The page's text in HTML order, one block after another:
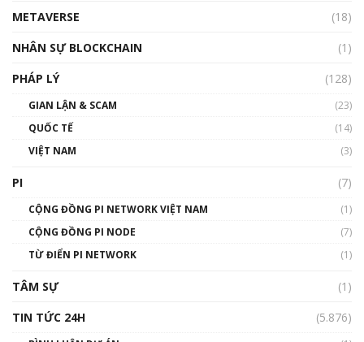
01:32:59
gió ấm
Talkshow 14: MemeCoin – Trò đùa tỷ đô
01:29:26
METAVERSE
(18)
NHÂN SỰ BLOCKCHAIN
(1)
PHÁP LÝ
(128)
GIAN LẬN & SCAM
(23)
QUỐC TẾ
(14)
VIỆT NAM
(3)
PI (7)
CỘNG ĐỒNG PI NETWORK VIỆT NAM
(1)
CỘNG ĐỒNG PI NODE
(7)
TỪ ĐIỂN PI NETWORK
(1)
TÂM SỰ
(1)
TIN TỨC 24H
(5.876)